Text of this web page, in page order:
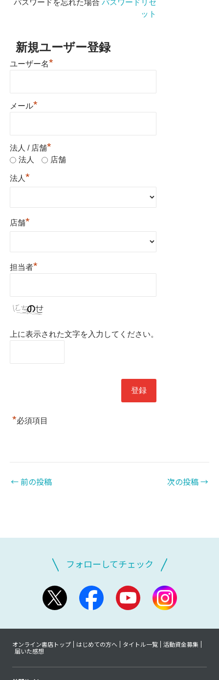
パスワードを忘れた場合 パスワードリセ
ット
新規ユーザー登録
ユーザー名*
メール*
法人 / 店舗*
法人 店舗
法人*
店舗*
担当者*
上に表示された文字を入力してください。
*必須項目
←前の投稿 次の投稿→
フォローしてチェック
オンライン書店トップ はじめての方へ タイトル一覧
活動資金募集
届いた感想